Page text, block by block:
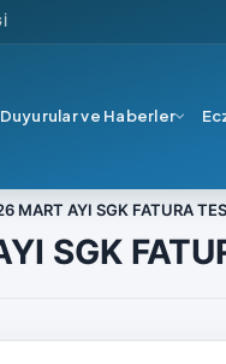
Duyurular ve Haberler
MART AYI SGK FATURA
SGK